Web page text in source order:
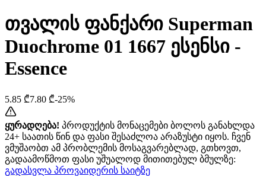
თვალის ფანქარი Superman
Duochrome 01 1667 ესენსი -
Essence
5.85 ₾7.80 ₾-25%
ყურადღება! პროდუქტის მონაცემები ბოლოს განახლდა
24+ საათის წინ და ფასი შესაძლოა არაზუსტი იყოს. ჩვენ
ვმუშაობთ ამ პრობლემის მოსაგვარებლად, გთხოვთ,
გადაამოწმოთ ფასი უშუალოდ მითითებულ ბმულზე:
გადასვლა პროვაიდერის საიტზე